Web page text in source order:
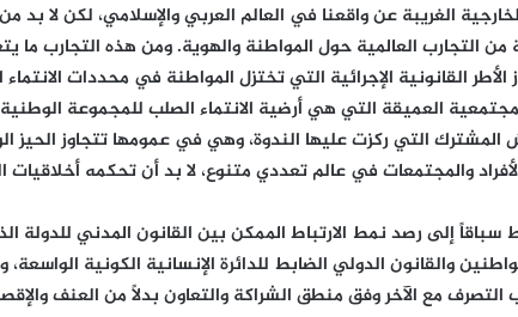
الغريبة عن واقعنا في العالم العربي والإسلامي، لكن لا بد
من التجارب العالمية حول المواطنة والهوية. ومن هذه التجارب ما
القانونية الإجرائية التي تختزل المواطنة في محددات
العميقة التي هي أرضية الانتماء الصلب للمجموعة
المشترك التي ركزت عليها الندوة، وهي في عمومها تتجاوز الحيز
والمجتمعات في عالم تعددي متنوع، لا بد أن تحكمه أخلاقيات
سباقاً إلى رصد نمط الارتباط الممكن بين القانون المدني
والقانون الدولي الضابط للدائرة الإنسانية الكونية
مع الآخر وفق منطق الشراكة والتعاون بدلاً من العنف